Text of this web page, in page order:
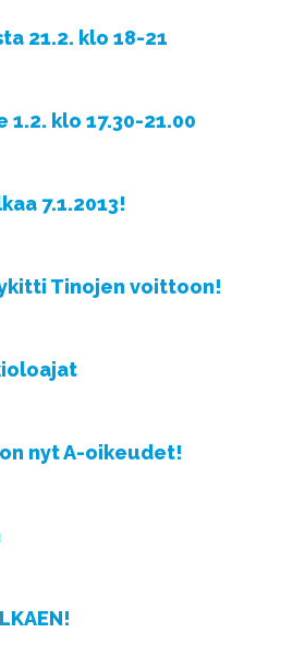
21.2. klo 18-21
klo 17.30-21.00
7.1.2013!
Tinojen voittoon!
nyt A-oikeudet!